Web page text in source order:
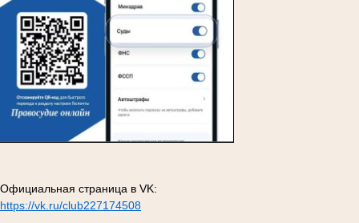
Официальная страница в VK:
https://vk.ru/club227174508